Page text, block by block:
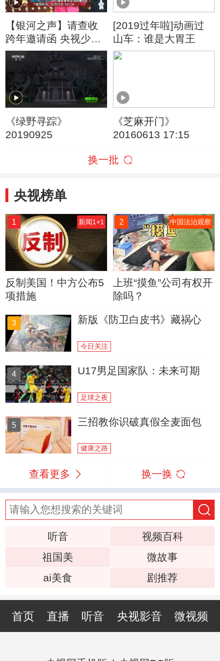
【银河之声】请查收
跨年邀请函 央视少儿
主持人们喊你一起收
[2019过年啦]动画过
山车：谁是大胃王
《绿野寻踪》
20190925
《芝麻开门》
20160613 17:15
换一批
央视榜单
1 新闻1+1
反制美国！中方公布5
项措施
2 中国法治观察
上班“摸鱼”公司有权开
除吗？
3 新版《防卫白皮书》藏祸心
今日关注
4 U17男足国家队：未来可期
足球之夜
5 三招教你识破真假全麦面包
健康之路
查看更多 换一换
听音
视频百科
祖国美
微故事
ai美食
剧推荐
首页 直播 听音 央视影音 微视频